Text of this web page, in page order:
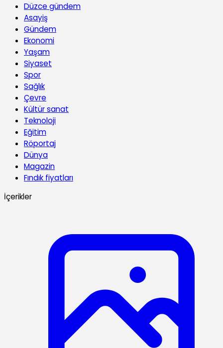
Düzce gündem
Asayiş
Gündem
Ekonomi
Yaşam
Siyaset
Spor
Sağlık
Çevre
Kültür sanat
Teknoloji
Eğitim
Röportaj
Dünya
Magazin
Fındık fiyatları
İçerikler